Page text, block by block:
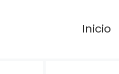
Inicio